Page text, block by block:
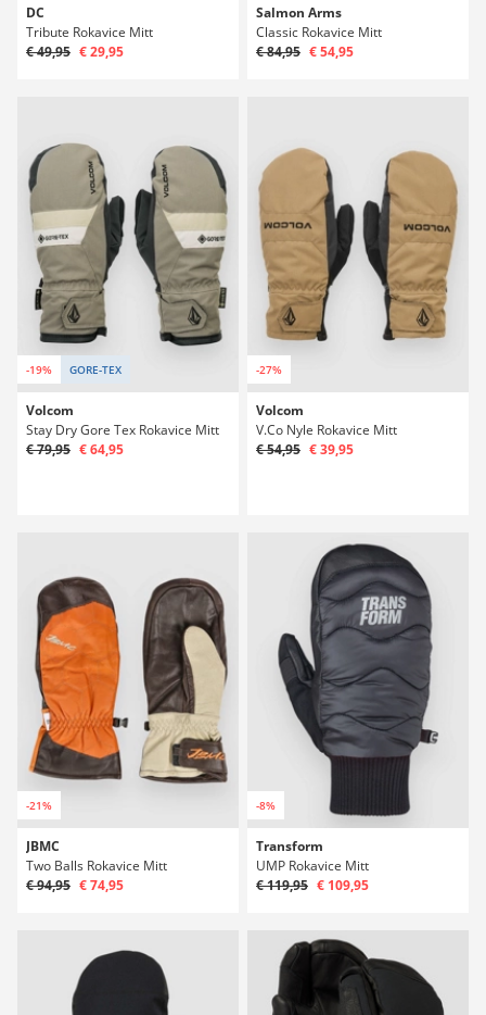
DC
Tribute Rokavice Mitt
€ 49,95 € 29,95
Salmon Arms
Classic Rokavice Mitt
€ 84,95 € 54,95
-19% GORE-TEX
Volcom
Stay Dry Gore Tex Rokavice Mitt
€ 79,95 € 64,95
-27%
Volcom
V.Co Nyle Rokavice Mitt
€ 54,95 € 39,95
-21%
JBMC
Two Balls Rokavice Mitt
€ 94,95 € 74,95
-8%
Transform
UMP Rokavice Mitt
€ 119,95 € 109,95